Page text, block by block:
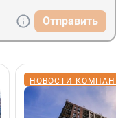
Отправить
НОВОСТИ